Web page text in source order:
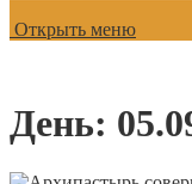
Открыть меню
День: